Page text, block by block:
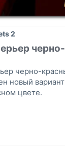
2
черно-
новый
цвете.